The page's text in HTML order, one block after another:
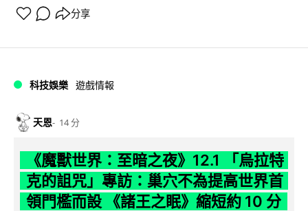
分享
科技娛樂 遊戲情報
天恩 14 分
《魔獸世界：至暗之夜》12.1 「烏拉特
克的詛咒」專訪：巢穴不為提高世界首
領門檻而設 《諸王之眠》縮短約 10 分